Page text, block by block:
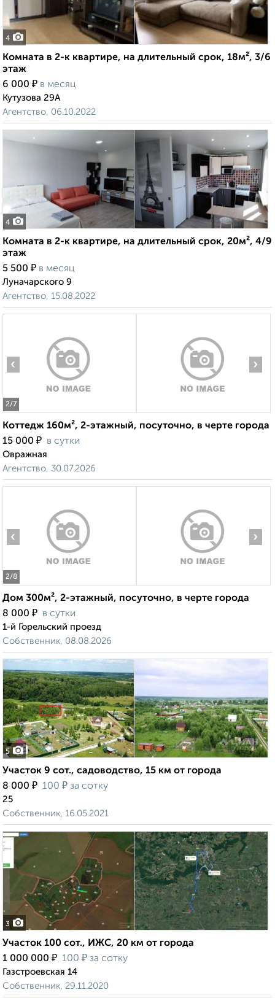
4
Комната в 2-к квартире, на длительный срок, 18м², 3/6
этаж
6 000 ₽ в месяц
Кутузова 29А
Агентство, 06.10.2022
4
Комната в 2-к квартире, на длительный срок, 20м², 4/9
этаж
5 500 ₽ в месяц
Луначарского 9
Агентство, 15.08.2022
2/7
‹ ›
Коттедж 160м², 2-этажный, посуточно, в черте города
15 000 ₽ в сутки
Овражная
Агентство, 30.07.2026
2/8
‹ ›
Дом 300м², 2-этажный, посуточно, в черте города
8 000 ₽ в сутки
1-й Горельский проезд
Собственник, 08.08.2026
5
Участок 9 сот., садоводство, 15 км от города
8 000 ₽ 100 ₽ за сотку
25
Собственник, 16.05.2021
3
Участок 100 сот., ИЖС, 20 км от города
1 000 000 ₽ 100 ₽ за сотку
Газстроевская 14
Собственник, 29.11.2020